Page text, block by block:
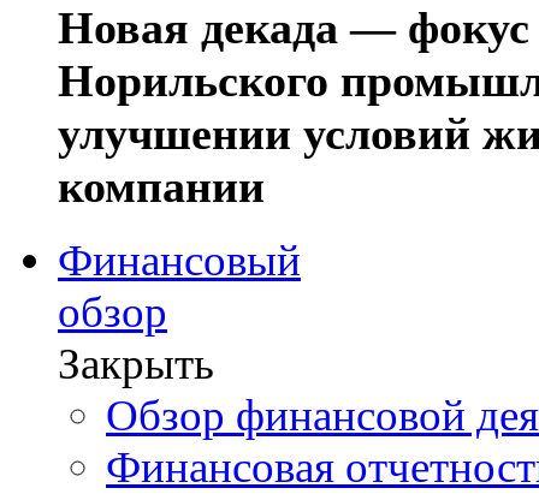
Новая декада — фокус
Норильского
улучшении условий
компании
Финансовый
обзор
Закрыть
Обзор финансовой
Финансовая